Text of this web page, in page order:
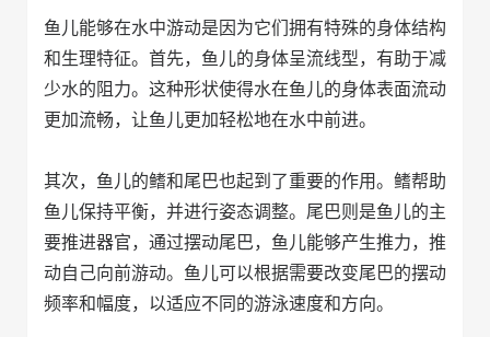
鱼儿能够在水中游动是因为它们拥有特殊的身体结构
和生理特征。首先，鱼儿的身体呈流线型，有助于减
少水的阻力。这种形状使得水在鱼儿的身体表面流动
更加流畅，让鱼儿更加轻松地在水中前进。
其次，鱼儿的鳍和尾巴也起到了重要的作用。鳍帮助
鱼儿保持平衡，并进行姿态调整。尾巴则是鱼儿的主
要推进器官，通过摆动尾巴，鱼儿能够产生推力，推
动自己向前游动。鱼儿可以根据需要改变尾巴的摆动
频率和幅度，以适应不同的游泳速度和方向。